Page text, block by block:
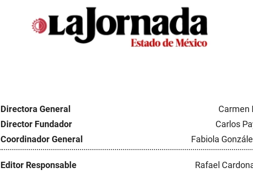
Directora General
Carmen
Director Fundador
Carlos
Coordinador General
Fabiola
Editor Responsable
Rafael